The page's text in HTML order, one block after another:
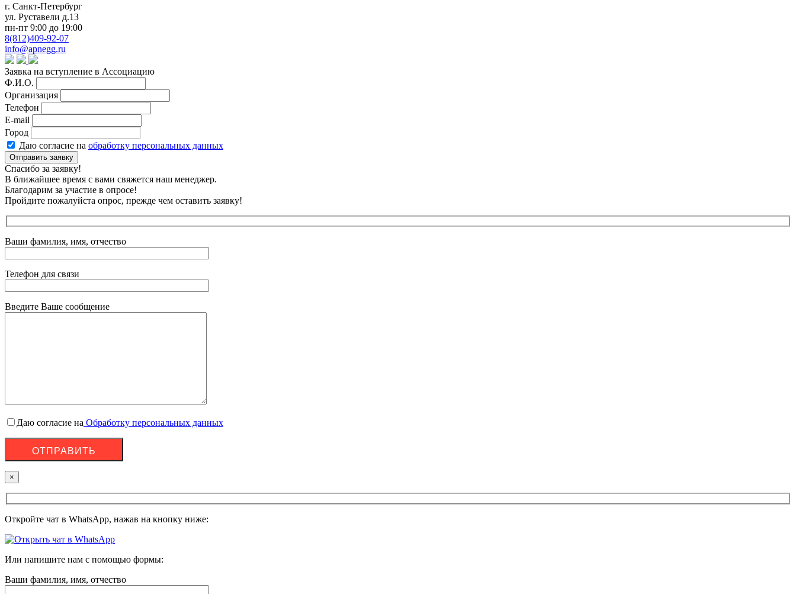
г. Санкт-Петербург
ул. Руставели д.13
пн-пт 9:00 до 19:00
8(812)409-92-07
info@apnegg.ru
Заявка на вступление в Ассоциацию
Ф.И.О.
Организация
Телефон
E-mail
Город
Даю согласие на обработку персональных данных
Отправить заявку
Спасибо за заявку!
В ближайшее время с вами свяжется наш менеджер.
Благодарим за участие в опросе!
Пройдите пожалуйста опрос, прежде чем оставить заявку!
Ваши фамилия, имя, отчество
Телефон для связи
Введите Ваше сообщение
Даю согласие на Обработку персональных данных
×
Откройте чат в WhatsApp, нажав на кнопку ниже:
Или напишите нам с помощью формы:
Ваши фамилия, имя, отчество